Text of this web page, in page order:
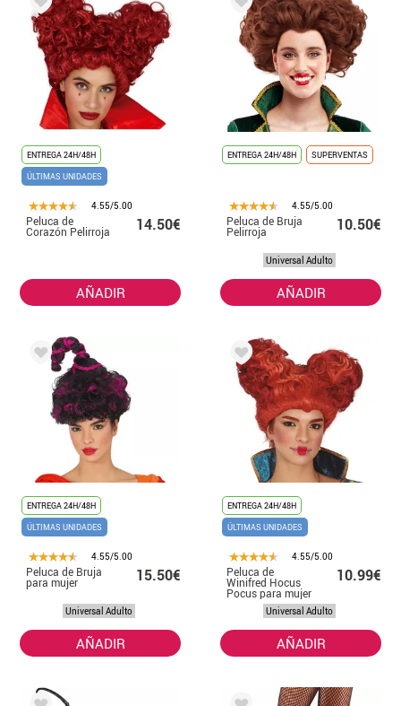
ENTREGA 24H/48H
ÚLTIMAS UNIDADES
4.55/5.00
Peluca de
Corazón Pelirroja 14.50€
AÑADIR
ENTREGA 24H/48H SUPERVENTAS
4.55/5.00
Peluca de Bruja
Pelirroja 10.50€
Universal Adulto
AÑADIR
ENTREGA 24H/48H
ÚLTIMAS UNIDADES
4.55/5.00
Peluca de Bruja
para mujer 15.50€
Universal Adulto
AÑADIR
ENTREGA 24H/48H
ÚLTIMAS UNIDADES
4.55/5.00
Peluca de
Winifred Hocus
Pocus para mujer
10.99€
Universal Adulto
AÑADIR